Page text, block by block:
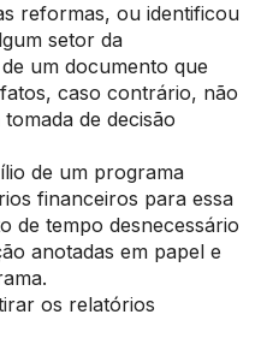
reformas, ou identificou
setor da
um documento que
caso contrário, não
de decisão
de um programa
financeiros para essa
de tempo desnecessário
anotadas em papel e
os relatórios